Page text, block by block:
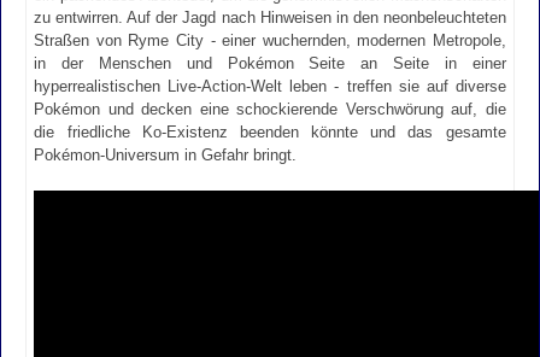
zu entwirren. Auf der Jagd nach Hinweisen in den neonbeleuchteten
Straßen von Ryme City - einer wuchernden, modernen Metropole,
in der Menschen und Pokémon Seite an Seite in einer
hyperrealistischen Live-Action-Welt leben - treffen sie auf diverse
Pokémon und decken eine schockierende Verschwörung auf, die
die friedliche Ko-Existenz beenden könnte und das gesamte
Pokémon-Universum in Gefahr bringt.